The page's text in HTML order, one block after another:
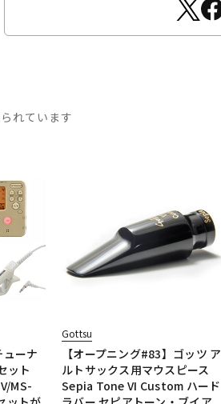
れています
ーナ
ット
MS-
Gottsu
【オープニング#83】ゴッツ ア
ルトサックス用マウスピース
Sepia Tone VI Custom ハード